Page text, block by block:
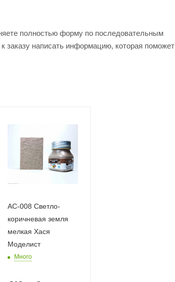
полностью форму по последовательным
заказу написать информацию, которая поможет
AC-008 Светло-
коричневая земля
мелкая Хася
Моделист
Много